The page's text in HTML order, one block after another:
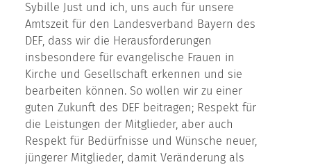
Sybille Just und ich, uns auch für unsere
Amtszeit für den Landesverband Bayern des
DEF, dass wir die Herausforderungen
insbesondere für evangelische Frauen in
Kirche und Gesellschaft erkennen und sie
bearbeiten können. So wollen wir zu einer
guten Zukunft des DEF beitragen; Respekt für
die Leistungen der Mitglieder, aber auch
Respekt für Bedürfnisse und Wünsche neuer,
jüngerer Mitglieder, damit Veränderung als